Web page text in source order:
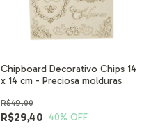
Chipboard Decorativo Chips 14
x 14 cm - Preciosa molduras
R$29,40
R$49,00
40% OFF